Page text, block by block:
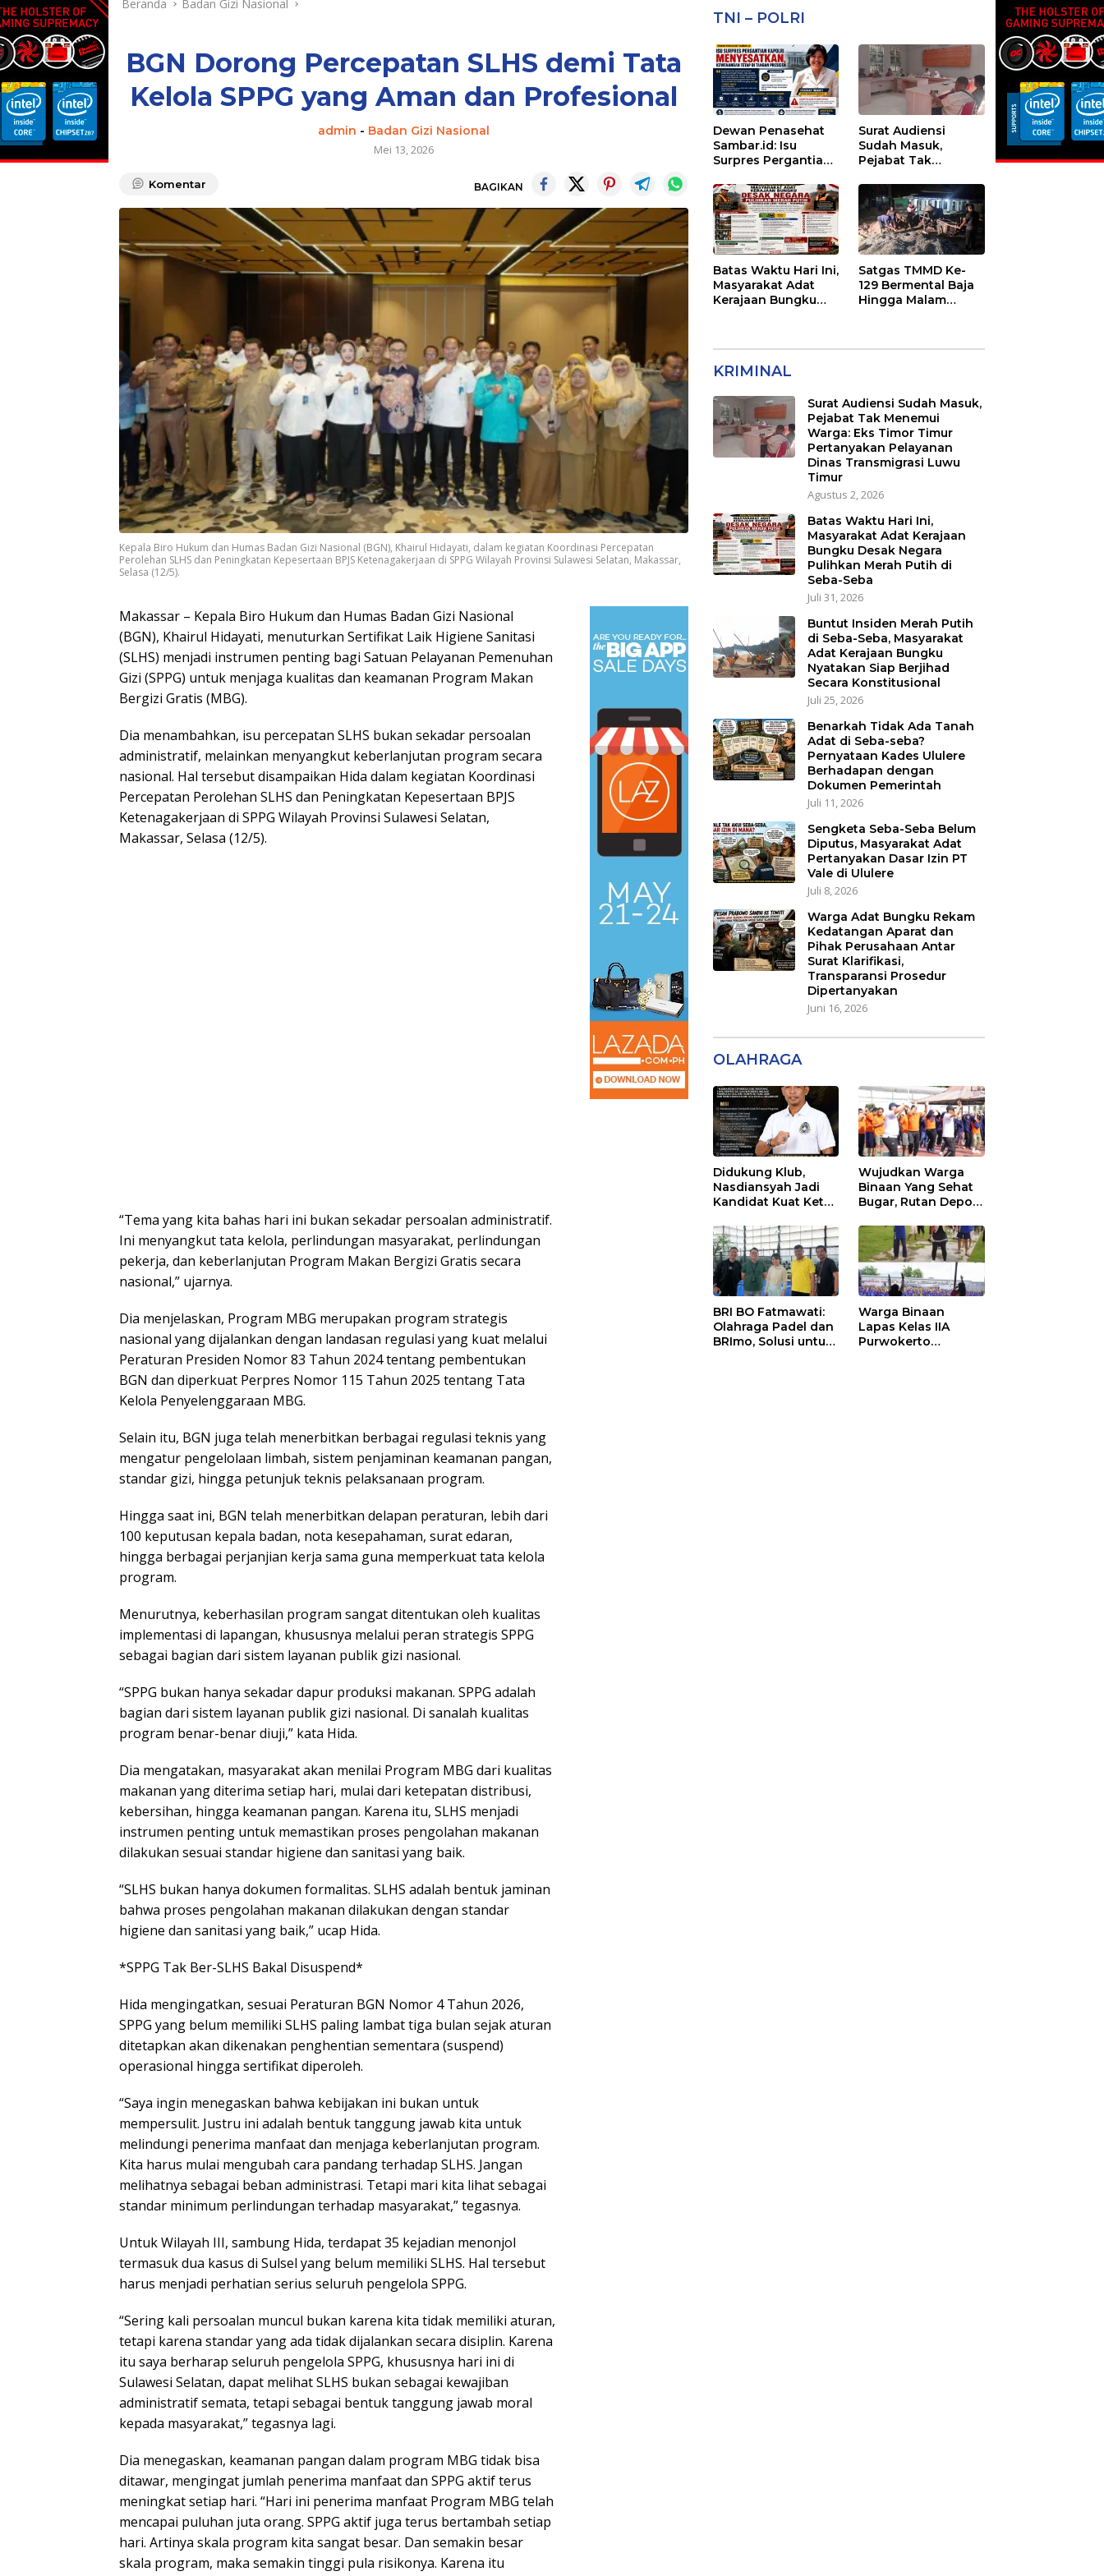
Beranda Badan Gizi Nasional
BGN Dorong Percepatan SLHS demi Tata
Kelola SPPG yang Aman dan Profesional
admin - Badan Gizi Nasional
Mei 13, 2026
Komentar BAGIKAN
Kepala Biro Hukum dan Humas Badan Gizi Nasional (BGN), Khairul Hidayati, dalam kegiatan Koordinasi Percepatan
Perolehan SLHS dan Peningkatan Kepesertaan BPJS Ketenagakerjaan di SPPG Wilayah Provinsi Sulawesi Selatan, Makassar,
Selasa (12/5).
Makassar – Kepala Biro Hukum dan Humas Badan Gizi Nasional
(BGN), Khairul Hidayati, menuturkan Sertifikat Laik Higiene Sanitasi
(SLHS) menjadi instrumen penting bagi Satuan Pelayanan Pemenuhan
Gizi (SPPG) untuk menjaga kualitas dan keamanan Program Makan
Bergizi Gratis (MBG).
Dia menambahkan, isu percepatan SLHS bukan sekadar persoalan
administratif, melainkan menyangkut keberlanjutan program secara
nasional. Hal tersebut disampaikan Hida dalam kegiatan Koordinasi
Percepatan Perolehan SLHS dan Peningkatan Kepesertaan BPJS
Ketenagakerjaan di SPPG Wilayah Provinsi Sulawesi Selatan,
Makassar, Selasa (12/5).
“Tema yang kita bahas hari ini bukan sekadar persoalan administratif.
Ini menyangkut tata kelola, perlindungan masyarakat, perlindungan
pekerja, dan keberlanjutan Program Makan Bergizi Gratis secara
nasional,” ujarnya.
Dia menjelaskan, Program MBG merupakan program strategis
nasional yang dijalankan dengan landasan regulasi yang kuat melalui
Peraturan Presiden Nomor 83 Tahun 2024 tentang pembentukan
BGN dan diperkuat Perpres Nomor 115 Tahun 2025 tentang Tata
Kelola Penyelenggaraan MBG.
Selain itu, BGN juga telah menerbitkan berbagai regulasi teknis yang
mengatur pengelolaan limbah, sistem penjaminan keamanan pangan,
standar gizi, hingga petunjuk teknis pelaksanaan program.
Hingga saat ini, BGN telah menerbitkan delapan peraturan, lebih dari
100 keputusan kepala badan, nota kesepahaman, surat edaran,
hingga berbagai perjanjian kerja sama guna memperkuat tata kelola
program.
Menurutnya, keberhasilan program sangat ditentukan oleh kualitas
implementasi di lapangan, khususnya melalui peran strategis SPPG
sebagai bagian dari sistem layanan publik gizi nasional.
“SPPG bukan hanya sekadar dapur produksi makanan. SPPG adalah
bagian dari sistem layanan publik gizi nasional. Di sanalah kualitas
program benar-benar diuji,” kata Hida.
Dia mengatakan, masyarakat akan menilai Program MBG dari kualitas
makanan yang diterima setiap hari, mulai dari ketepatan distribusi,
kebersihan, hingga keamanan pangan. Karena itu, SLHS menjadi
instrumen penting untuk memastikan proses pengolahan makanan
dilakukan sesuai standar higiene dan sanitasi yang baik.
“SLHS bukan hanya dokumen formalitas. SLHS adalah bentuk jaminan
bahwa proses pengolahan makanan dilakukan dengan standar
higiene dan sanitasi yang baik,” ucap Hida.
*SPPG Tak Ber-SLHS Bakal Disuspend*
Hida mengingatkan, sesuai Peraturan BGN Nomor 4 Tahun 2026,
SPPG yang belum memiliki SLHS paling lambat tiga bulan sejak aturan
ditetapkan akan dikenakan penghentian sementara (suspend)
operasional hingga sertifikat diperoleh.
“Saya ingin menegaskan bahwa kebijakan ini bukan untuk
mempersulit. Justru ini adalah bentuk tanggung jawab kita untuk
melindungi penerima manfaat dan menjaga keberlanjutan program.
Kita harus mulai mengubah cara pandang terhadap SLHS. Jangan
melihatnya sebagai beban administrasi. Tetapi mari kita lihat sebagai
standar minimum perlindungan terhadap masyarakat,” tegasnya.
Untuk Wilayah III, sambung Hida, terdapat 35 kejadian menonjol
termasuk dua kasus di Sulsel yang belum memiliki SLHS. Hal tersebut
harus menjadi perhatian serius seluruh pengelola SPPG.
“Sering kali persoalan muncul bukan karena kita tidak memiliki aturan,
tetapi karena standar yang ada tidak dijalankan secara disiplin. Karena
itu saya berharap seluruh pengelola SPPG, khususnya hari ini di
Sulawesi Selatan, dapat melihat SLHS bukan sebagai kewajiban
administratif semata, tetapi sebagai bentuk tanggung jawab moral
kepada masyarakat,” tegasnya lagi.
Dia menegaskan, keamanan pangan dalam program MBG tidak bisa
ditawar, mengingat jumlah penerima manfaat dan SPPG aktif terus
meningkat setiap hari. “Hari ini penerima manfaat Program MBG telah
mencapai puluhan juta orang. SPPG aktif juga terus bertambah setiap
hari. Artinya skala program kita sangat besar. Dan semakin besar
skala program, maka semakin tinggi pula risikonya. Karena itu
TNI – POLRI
Dewan Penasehat
Sambar.id: Isu
Surpres Pergantian
Menyesatkan,
Kewenangan Mutlak
di Tangan Presiden
Surat Audiensi
Sudah Masuk,
Pejabat Tak
Eks Timor Timur
Pertanyakan
Pelayanan Dinas
Transmigrasi Luwu
Timur
Batas Waktu Hari Ini,
Masyarakat Adat
Kerajaan Bungku
Satgas TMMD Ke-
129 Bermental Baja
Hingga Malam
KRIMINAL
Surat Audiensi Sudah Masuk,
Pejabat Tak Menemui
Warga: Eks Timor Timur
Pertanyakan Pelayanan
Dinas Transmigrasi Luwu
Timur
Agustus 2, 2026
Batas Waktu Hari Ini,
Masyarakat Adat Kerajaan
Bungku Desak Negara
Pulihkan Merah Putih di
Seba-Seba
Juli 31, 2026
Buntut Insiden Merah Putih
di Seba-Seba, Masyarakat
Adat Kerajaan Bungku
Nyatakan Siap Berjihad
Secara Konstitusional
Juli 25, 2026
Benarkah Tidak Ada Tanah
Adat di Seba-seba?
Pernyataan Kades Ululere
Berhadapan dengan
Dokumen Pemerintah
Juli 11, 2026
Sengketa Seba-Seba Belum
Diputus, Masyarakat Adat
Pertanyakan Dasar Izin PT
Vale di Ululere
Juli 8, 2026
Warga Adat Bungku Rekam
Kedatangan Aparat dan
Pihak Perusahaan Antar
Surat Klarifikasi,
Transparansi Prosedur
Dipertanyakan
Juni 16, 2026
OLAHRAGA
Didukung Klub,
Nasdiansyah Jadi
Kandidat Kuat Ketua
Wujudkan Warga
Binaan Yang Sehat
Bugar, Rutan Depok
Bersama
BRI BO Fatmawati:
Olahraga Padel dan
BRImo, Solusi untuk
Warga Binaan
Lapas Kelas IIA
Purwokerto